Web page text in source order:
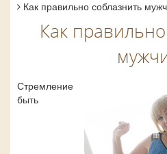
Как правильно соблазнить
Как
Стремление
быть